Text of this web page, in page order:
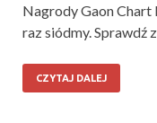
Nagrody Gaon Chart
raz siódmy. Sprawdź
CZYTAJ DALEJ